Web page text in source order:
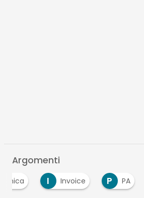
Argomenti
I Invoice P PA